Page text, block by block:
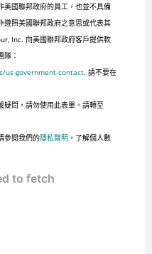
美國聯邦政府的員工，也並不具備
遵照美國聯邦政府之意思或代表其
Inc. 向美國聯邦政府客戶提供軟
隊：
us-government-contact. 請不要在
疑問，請勿使用此表單。請轉至
參閱我們的隱私聲明 ，了解個人數